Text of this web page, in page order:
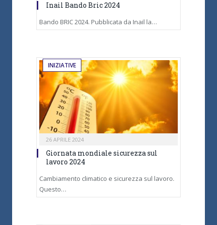
Inail Bando Bric 2024
Bando BRIC 2024. Pubblicata da Inail la…
INIZIATIVE
26 APRILE 2024
Giornata mondiale sicurezza sul
lavoro 2024
Cambiamento climatico e sicurezza sul lavoro.
Questo…